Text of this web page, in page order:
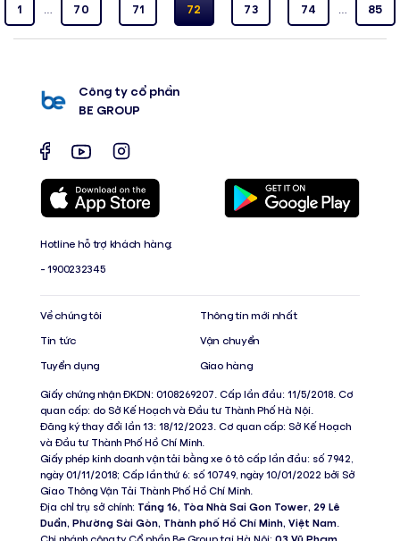
1 70 71 72 73 74 85
Công ty cổ phần
BE GROUP
Hotline hỗ trợ khách hàng:
- 1900232345
Về chúng tôi
Tin tức
Tuyển dụng
Thông tin mới nhất
Vận chuyển
Giao hàng
Giấy chứng nhận ĐKDN: 0108269207. Cấp lần đầu: 11/5/2018. Cơ
quan cấp: do Sở Kế Hoạch và Đầu tư Thành Phố Hà Nội.
Đăng ký thay đổi lần 13: 18/12/2023. Cơ quan cấp: Sở Kế Hoạch
và Đầu tư Thành Phố Hồ Chí Minh.
Giấy phép kinh doanh vận tải bằng xe ô tô cấp lần đầu: số 7942,
ngày 01/11/2018; Cấp lần thứ 6: số 10749, ngày 10/01/2022 bởi Sở
Giao Thông Vận Tải Thành Phố Hồ Chí Minh.
Địa chỉ trụ sở chính: Tầng 16, Tòa Nhà Sai Gon Tower, 29 Lê
Duẩn, Phường Sài Gòn, Thành phố Hồ Chí Minh, Việt Nam.